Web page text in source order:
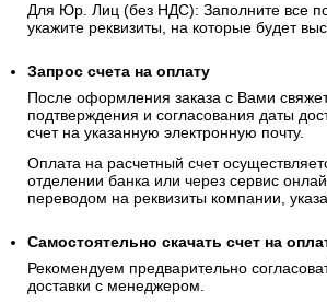
Для Юр. Лиц (без НДС): Заполните все
укажите реквизиты, на которые будет
Запрос счета на оплату
После оформления заказа с Вами
подтверждения и согласования даты
счет на указанную электронную почту.
Оплата на расчетный счет
отделении банка или через сервис
переводом на реквизиты компании,
Самостоятельно скачать счет на
Рекомендуем предварительно
доставки с менеджером.